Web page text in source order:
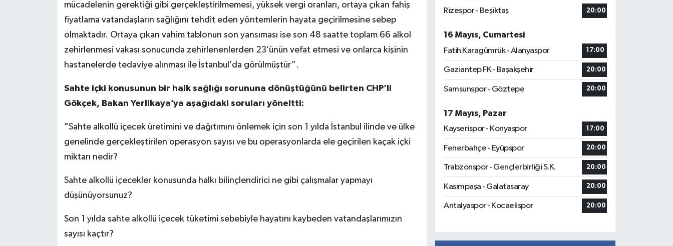
mücadelenin gerektiği gibi gerçekleştirilmemesi, yüksek vergi oranları, ortaya çıkan fahiş
fiyatlama vatandaşların sağlığını tehdit eden yöntemlerin hayata geçirilmesine sebep
olmaktadır. Ortaya çıkan vahim tablonun son yansıması ise son 48 saatte toplam 66 alkol
zehirlenmesi vakası sonucunda zehirlenenlerden 23’ünün vefat etmesi ve onlarca kişinin
hastanelerde tedaviye alınması ile İstanbul’da görülmüştür”.
Sahte içki konusunun bir halk sağlığı sorununa dönüştüğünü belirten CHP’li
Gökçek, Bakan Yerlikaya’ya aşağıdaki soruları yöneltti:
"Sahte alkollü içecek üretimini ve dağıtımını önlemek için son 1 yılda İstanbul ilinde ve ülke
genelinde gerçekleştirilen operasyon sayısı ve bu operasyonlarda ele geçirilen kaçak içki
miktarı nedir?
Sahte alkollü içecekler konusunda halkı bilinçlendirici ne gibi çalışmalar yapmayı
düşünüyorsunuz?
Son 1 yılda sahte alkollü içecek tüketimi sebebiyle hayatını kaybeden vatandaşlarımızın
sayısı kaçtır?
Rizespor - Beşiktaş
20:00
16 Mayıs, Cumartesi
Fatih Karagümrük - Alanyaspor
17:00
Gaziantep FK - Başakşehir 20:00
Samsunspor - Göztepe 20:00
17 Mayıs, Pazar
Kayserispor - Konyaspor
17:00
Fenerbahçe - Eyüpspor 20:00
Trabzonspor - Gençlerbirliği S.K. 20:00
Kasımpaşa - Galatasaray 20:00
Antalyaspor - Kocaelispor 20:00